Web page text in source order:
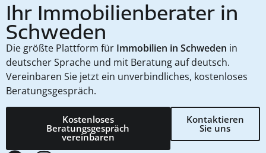
Ihr Immobilienberater in
Schweden
Die größte Plattform für Immobilien in Schweden in
deutscher Sprache und mit Beratung auf deutsch.
Vereinbaren Sie jetzt ein unverbindliches, kostenloses
Beratungsgespräch.
Kostenloses
Beratungsgespräch
vereinbaren
Kontaktieren
Sie uns